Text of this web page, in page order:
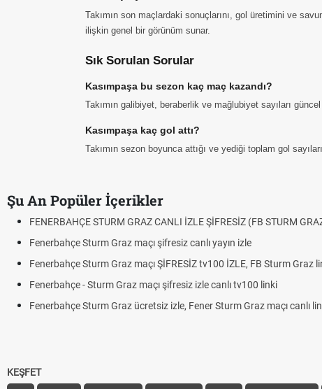
Takımın son maçlardaki sonuçlarını, gol üretimini ve
ilişkin genel bir görünüm sunar.
Sık Sorulan Sorular
Kasımpaşa bu sezon kaç maç kazandı?
Takımın galibiyet, beraberlik ve mağlubiyet sayıları
Kasımpaşa kaç gol attı?
Takımın sezon boyunca attığı ve yediği toplam gol
Şu An Popüler İçerikler
FENERBAHÇE STURM GRAZ CANLI İZLE ŞİFRESİZ (FB STURM
Fenerbahçe Sturm Graz maçı şifresiz canlı yayın izle
Fenerbahçe Sturm Graz maçı ŞİFRESİZ tv100 İZLE, FB Sturm Graz
Fenerbahçe - Sturm Graz maçı şifresiz izle canlı tv100 linki
Fenerbahçe Sturm Graz ücretsiz izle, Fener Sturm Graz maçı canlı
KEŞFET